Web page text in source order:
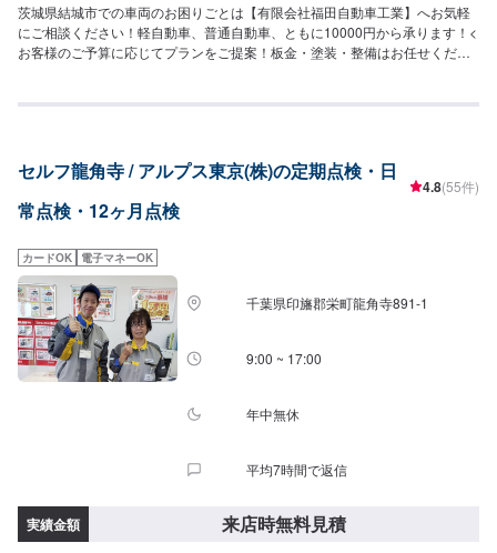
茨城県結城市での車両のお困りごとは【有限会社福田自動車工業】へお気軽
にご相談ください！軽自動車、普通自動車、ともに10000円から承ります！<
お客様のご予算に応じてプランをご提案！板金・塗装・整備はお任せくださ
理方法をご提案します。お客様のご要望・ご予算をお聞きし、最適な施工方
【4】仕上がり次第納車-----納期について-----納期は通常1日程度で納車となり
ます。(要相談)納期は前後する場合がございます。予めご了承ください。-----
代車について-----代車をご用意しています。お車の作業中は代車をご利用くだ
注意、受付方法-----入庫の際はお気をつけてお越しください。駐車スペースは
事務所前の空いているスペースに駐車してください。受付はスタッフへ「メ
ンテモで予約しました」とお伝えください。ご案内いたします。【定休日・
営業時間】定休日：日曜、祝日営業時間：8:00~18:00
セルフ龍角寺 / アルプス東京(株)の定期点検・日
常点検・12ヶ月点検
4.8(55件)
カードOK 電子マネーOK
千葉県印旛郡栄町龍角寺891-1
9:00 ~ 17:00
年中無休
平均7時間で返信
実績金額 来店時無料見積